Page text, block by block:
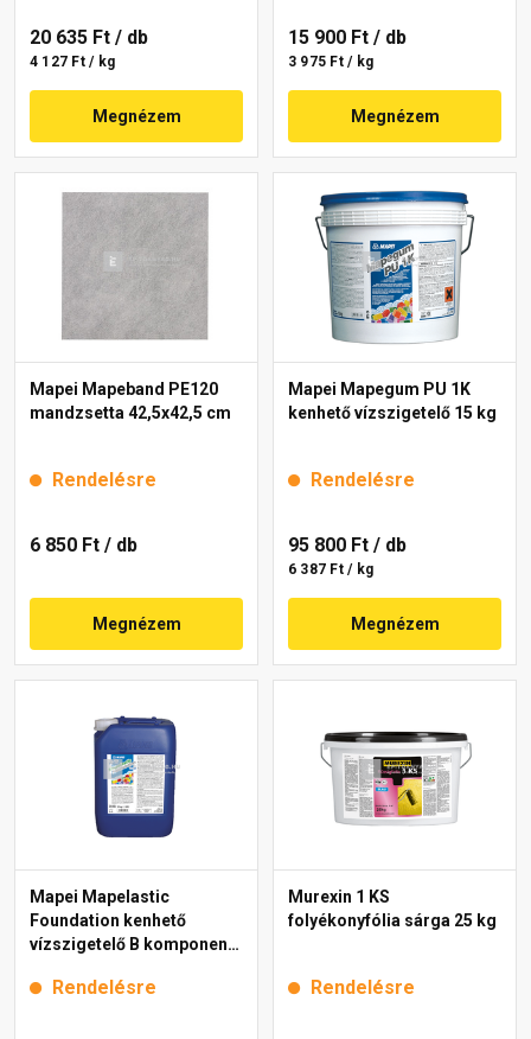
20 635 Ft / db
4 127 Ft / kg
Megnézem
15 900 Ft / db
3 975 Ft / kg
Megnézem
Mapei Mapeband PE120
mandzsetta 42,5x42,5 cm
Rendelésre
6 850 Ft / db
Megnézem
Mapei Mapegum PU 1K
kenhető vízszigetelő 15 kg
Rendelésre
95 800 Ft / db
6 387 Ft / kg
Megnézem
Mapei Mapelastic
Foundation kenhető
vízszigetelő B komponens
Rendelésre
Murexin 1 KS
folyékonyfólia sárga 25 kg
Rendelésre